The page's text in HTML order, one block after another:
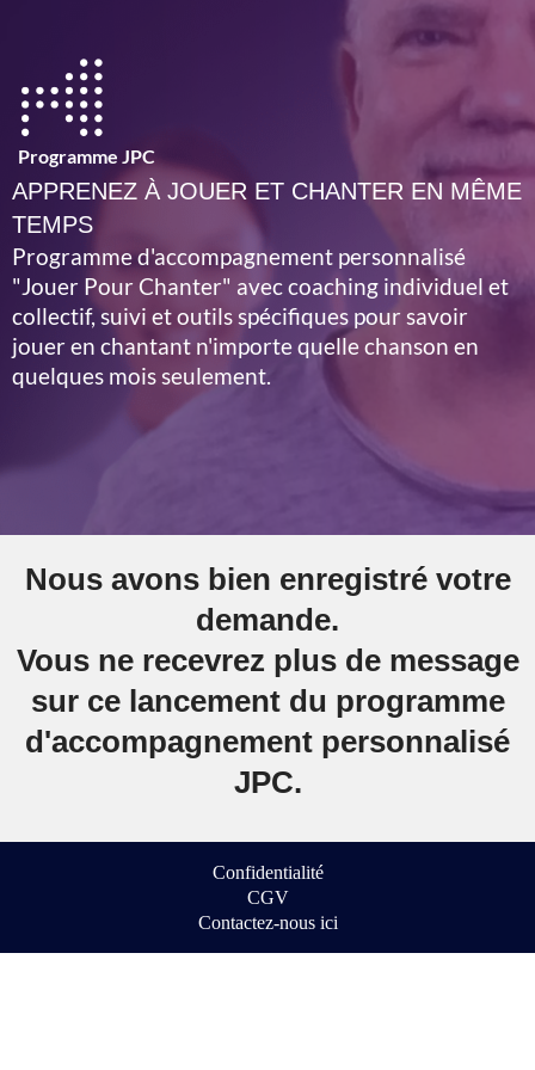
Programme JPC
APPRENEZ À JOUER ET CHANTER EN MÊME
TEMPS
Programme d'accompagnement personnalisé
"Jouer Pour Chanter" avec coaching individuel et
collectif, suivi et outils spécifiques pour savoir
jouer en chantant n'importe quelle chanson en
quelques mois seulement.
Nous avons bien enregistré votre
demande.
Vous ne recevrez plus de message
sur ce lancement du programme
d'accompagnement personnalisé
JPC.
Confidentialité
CGV
Contactez-nous ici